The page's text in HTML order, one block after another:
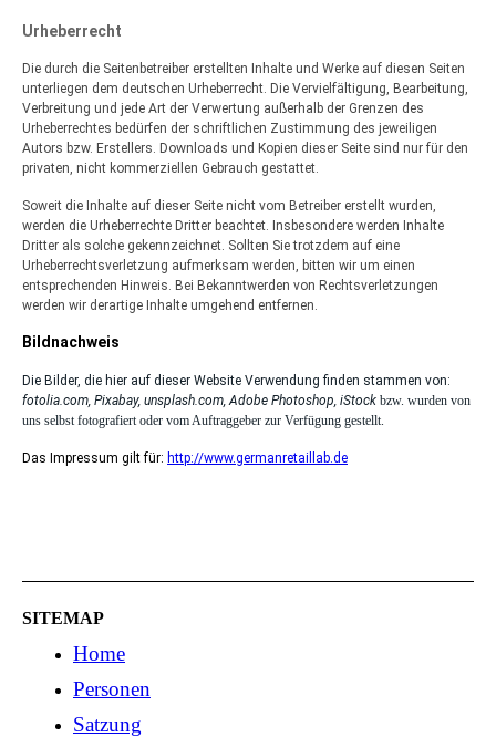
Urheberrecht
Die durch die Seitenbetreiber erstellten Inhalte und Werke auf diesen Seiten
unterliegen dem deutschen Urheberrecht. Die Vervielfältigung, Bearbeitung,
Verbreitung und jede Art der Verwertung außerhalb der Grenzen des
Urheberrechtes bedürfen der schriftlichen Zustimmung des jeweiligen
Autors bzw. Erstellers. Downloads und Kopien dieser Seite sind nur für den
privaten, nicht kommerziellen Gebrauch gestattet.
Soweit die Inhalte auf dieser Seite nicht vom Betreiber erstellt wurden,
werden die Urheberrechte Dritter beachtet. Insbesondere werden Inhalte
Dritter als solche gekennzeichnet. Sollten Sie trotzdem auf eine
Urheberrechtsverletzung aufmerksam werden, bitten wir um einen
entsprechenden Hinweis. Bei Bekanntwerden von Rechtsverletzungen
werden wir derartige Inhalte umgehend entfernen.
Bildnachweis
Die Bilder, die hier auf dieser Website Verwendung finden stammen von:
fotolia.com, Pixabay, unsplash.com, Adobe Photoshop, iStock bzw. wurden von
uns selbst fotografiert oder vom Auftraggeber zur Verfügung gestellt.
Das Impressum gilt für: http://www.germanretaillab.de
SITEMAP
Home
Personen
Satzung